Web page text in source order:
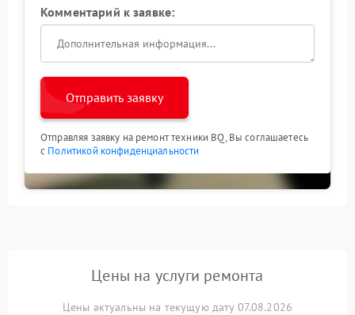
Комментарий к заявке:
Отправить заявку
Отправляя заявку на ремонт техники BQ, Вы соглашаетесь
с Политикой конфиденциальности
Цены на услуги ремонта
Цены актуальны на текущую дату 07.08.2026